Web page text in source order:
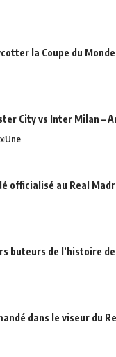
la Coupe du
City vs Inter Milan –
Une
officialisé au Real
buteurs de l’histoire
dans le viseur du